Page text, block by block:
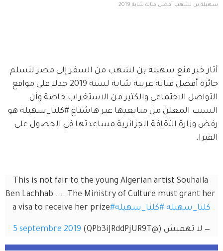
سهيلة بن لشهب أفضل فنانة شابة 2019
أثار خبر منع سهيلة بن لشهب من السفر إلى مصر لتسلم
جائزة أفضل فنانة عربية شابة لسنة 2019 جدلا على مواقع
التواصل الاجتماعي والكثير من الاستغراب خاصة وأن
السبب المعلن من متابعيها عبر هاشتاغ #كلنا_سهيلة هو
رفض وزارة الثقافة الجزائرية مساعدتها في الحصول على
الفيزا.
This is not fair to the young Algerian artist Souhaila
Ben Lachhab .... The Ministry of Culture must grant her
a visa to receive her prize
#كلنا_سهيله #كلنا_سهيله
— لا تهميش (@QPb3iJRddPjUR9T) 5 septembre 2019